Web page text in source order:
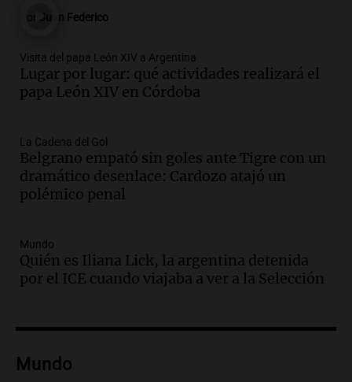
Episodios
Audio.Madres en Rosario piden por la
ley Joaquín.
Viva la Radio Rosario
Audio. Juan Pedro Colombo, rematador
de hacienda: “Las tecnologías no
reemplazan el contacto con la gente”
La Argentina, hoy
Audio.
un pozo de 17 metros en Nueva Córdoba
Panorama Federal
Audio.Lanzamiento del Tigo 7 CSH: el
al mercado argentino
Juan Federico
Visita del papa León XIV a Argentina
Lugar por lugar: qué actividades realizará el
papa León XIV en Córdoba
La Cadena del Gol
Belgrano empató sin goles ante Tigre con un
dramático desenlace: Cardozo atajó un
polémico penal
Mundo
Quién es Iliana Lick, la argentina detenida
por el ICE cuando viajaba a ver a la Selección
Mundo